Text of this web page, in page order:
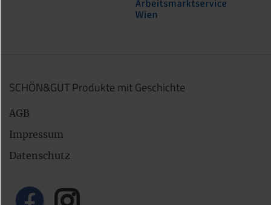
SCHÖN&GUT Produkte mit Geschichte
AGB
Impressum
Datenschutz